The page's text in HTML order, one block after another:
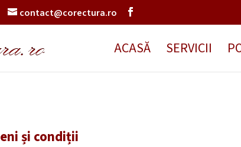
contact@corectura.ro
ACASĂ SERVICII
și condiții